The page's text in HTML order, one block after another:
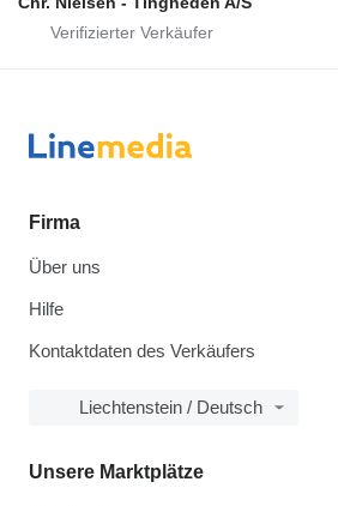
Firma
Über uns
Hilfe
Kontaktdaten des Verkäufers
Liechtenstein / Deutsch
Unsere Marktplätze